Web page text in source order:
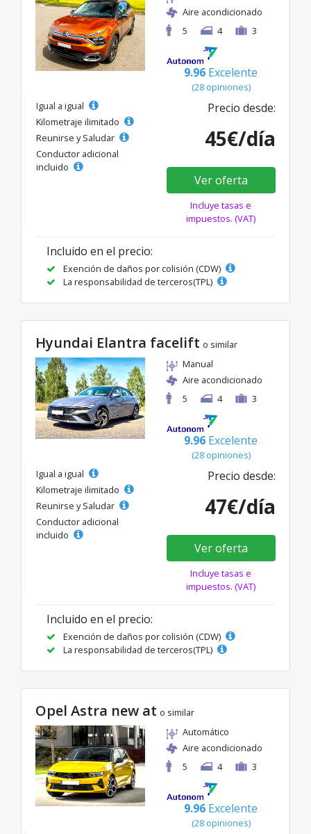
Aire acondicionado
5
4 3
9.96 Excelente
(28 opiniones)
Igual a igual
Kilometraje ilimitado
Reunirse y Saludar
Conductor adicional
incluido
Precio desde:
45€/día
Ver oferta
Incluye tasas e
impuestos. (VAT)
Incluido en el precio:
Exención de daños por colisión (CDW)
La responsabilidad de terceros(TPL)
Hyundai Elantra facelift o similar
Manual
Aire acondicionado
5
4 3
9.96 Excelente
(28 opiniones)
Igual a igual
Kilometraje ilimitado
Reunirse y Saludar
Conductor adicional
incluido
Precio desde:
47€/día
Ver oferta
Incluye tasas e
impuestos. (VAT)
Incluido en el precio:
Exención de daños por colisión (CDW)
La responsabilidad de terceros(TPL)
Opel Astra new at o similar
Automático
Aire acondicionado
5
4 3
9.96 Excelente
(28 opiniones)